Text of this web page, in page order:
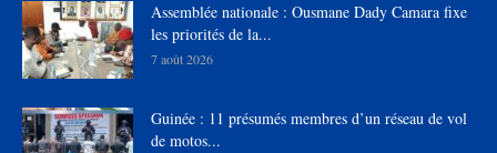
Assemblée nationale : Ousmane Dady Camara fixe
les priorités de la...
7 août 2026
Guinée : 11 présumés membres d’un réseau de vol
de motos...